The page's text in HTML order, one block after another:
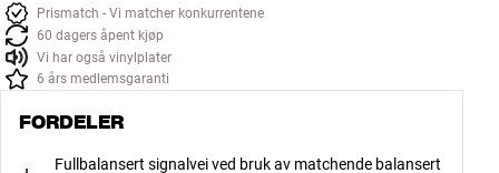
Prismatch - Vi matcher konkurrentene
60 dagers åpent kjøp
Vi har også vinylplater
6 års medlemsgaranti
FORDELER
Fullbalansert signalvei ved bruk av matchende balansert